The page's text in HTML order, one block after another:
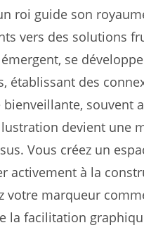
roi guide son
vers des solutions
se
établissant des
bienveillante,
devient une
Vous créez un
activement à la
votre marqueur
la facilitation